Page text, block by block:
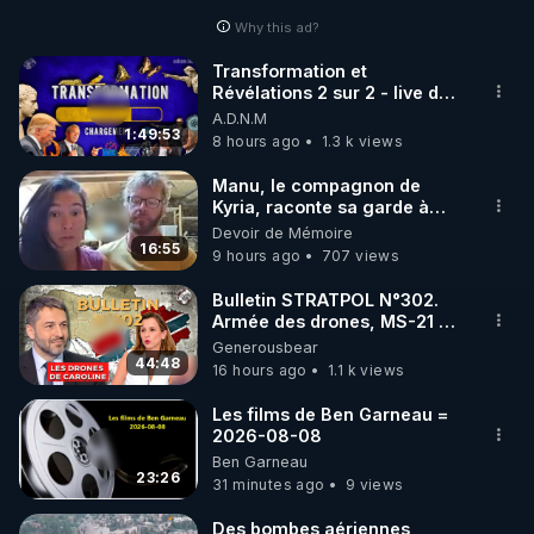
🌱 INSTAGRAM
https://www.instagram.com/rdlr_thierrycasasnovas/
http://rgnr.li/instagram
🌱 LA NEWSLETTER
Pour ne pas rater l’actualité RGNR (stages,
http://rgnr.li/news
🌱 VIDÉOS NON CENSURÉES SUR ODYSEE
Toutes les vidéos Youtube sont aussi sur la
http://rgnr.li/odysee
🌱 LES STAGES EN PRÉSENTIEL
Why this ad?
1:49:53
Transformation et
Révélations 2 sur 2 - live du
07/08/26
A.D.N.M
8 hours ago
1.3 k views
16:55
Manu, le compagnon de
Kyria, raconte sa garde à
vue musclée. PARTAGEZ!
Devoir de Mémoire
9 hours ago
707 views
44:48
Bulletin STRATPOL N°302.
Armée des drones, MS-21 en
série, missiles coréens.
07.08.2026.
Generousbear
16 hours ago
1.1 k views
23:26
Les films de Ben Garneau =
2026-08-08
Ben Garneau
31 minutes ago
9 views
Des bombes aériennes